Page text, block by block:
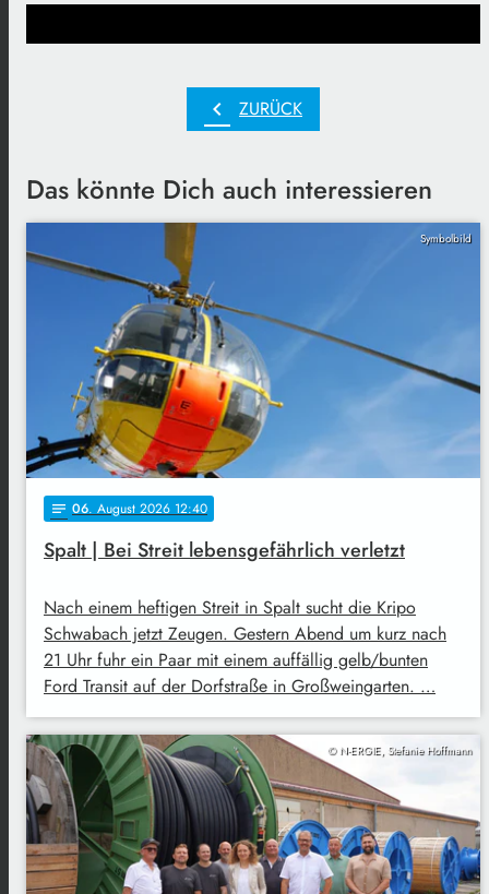
chevron_left ZURÜCK
Das könnte Dich auch interessieren
Symbolbild
notes 06. August 2026 12:40
Spalt | Bei Streit lebensgefährlich verletzt
Nach einem heftigen Streit in Spalt sucht die Kripo
Schwabach jetzt Zeugen. Gestern Abend um kurz nach
21 Uhr fuhr ein Paar mit einem auffällig gelb/bunten
Ford Transit auf der Dorfstraße in Großweingarten. …
© N-ERGIE, Stefanie Hoffmann